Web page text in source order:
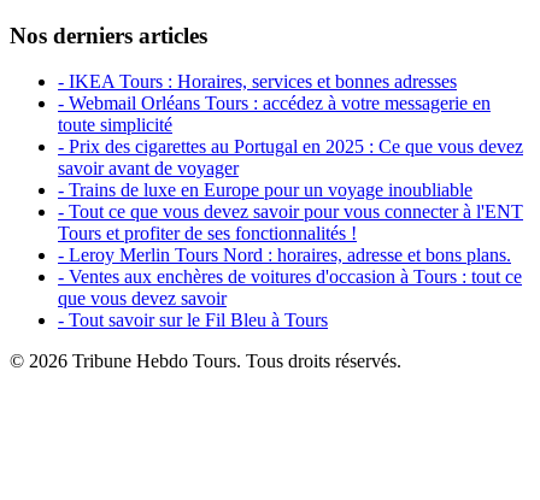
Nos derniers articles
- IKEA Tours : Horaires, services et bonnes adresses
- Webmail Orléans Tours : accédez à votre messagerie en
toute simplicité
- Prix des cigarettes au Portugal en 2025 : Ce que vous devez
savoir avant de voyager
- Trains de luxe en Europe pour un voyage inoubliable
- Tout ce que vous devez savoir pour vous connecter à l'ENT
Tours et profiter de ses fonctionnalités !
- Leroy Merlin Tours Nord : horaires, adresse et bons plans.
- Ventes aux enchères de voitures d'occasion à Tours : tout ce
que vous devez savoir
- Tout savoir sur le Fil Bleu à Tours
© 2026 Tribune Hebdo Tours. Tous droits réservés.